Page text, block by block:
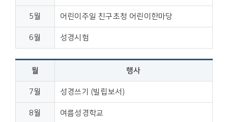
5월 어린이주일 친구초청 어린이한마당
6월 성경시험
월 행사
7월 성경쓰기 (빌립보서)
8월 여름성경학교